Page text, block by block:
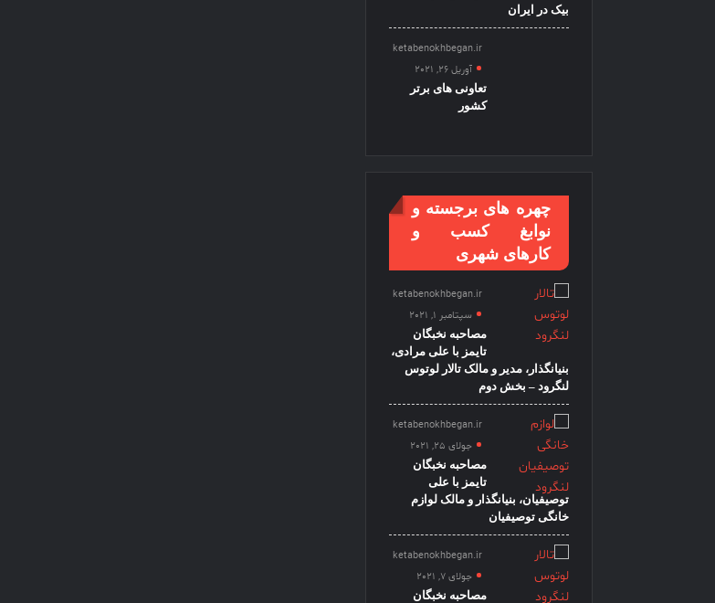
بیک در ایران
ketabenokhbegan.ir
آوریل 26, 2021
تعاونی های برتر
کشور
چهره های برجسته و
نوابغ کسب و
کارهای شهری
ketabenokhbegan.ir
سپتامبر 1, 2021
مصاحبه نخبگان
تایمز با علی مرادی،
بنیانگذار، مدیر و مالک تالار لوتوس
لنگرود – بخش دوم
ketabenokhbegan.ir
جولای 25, 2021
مصاحبه نخبگان
تایمز با علی
توصیفیان، بنیانگذار و مالک لوازم
خانگی توصیفیان
ketabenokhbegan.ir
جولای 7, 2021
مصاحبه نخبگان